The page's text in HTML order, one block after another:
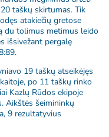
taškų skirtumas. Tik
atakiečių gretose
du tolimus metimus leido
išsivežant pergalę
19 taškų atseikėjęs
po 11 taškų rinko
Kazlų Rūdos ekipoje
Aikštės šeimininkų
9 rezultatyvius